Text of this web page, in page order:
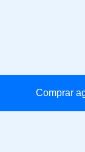
Comprar